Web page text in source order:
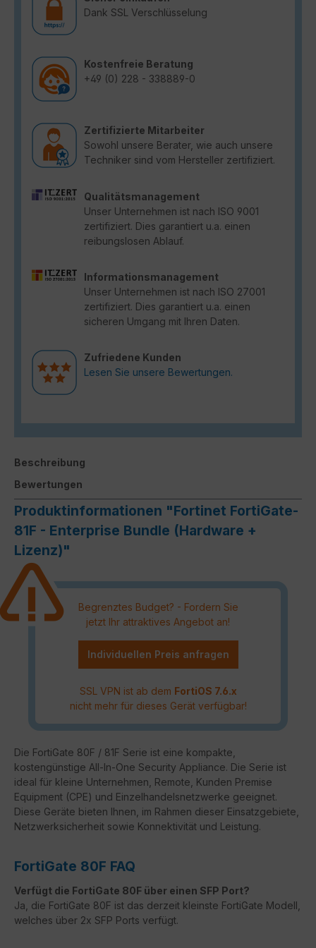
Dank SSL Verschlüsselung
Kostenfreie Beratung
+49 (0) 228 - 338889-0
Zertifizierte Mitarbeiter
Sowohl unsere Berater, wie auch unsere
Techniker sind vom Hersteller zertifiziert.
Qualitätsmanagement
Unser Unternehmen ist nach ISO 9001
zertifiziert. Dies garantiert u.a. einen
reibungslosen Ablauf.
Informationsmanagement
Unser Unternehmen ist nach ISO 27001
zertifiziert. Dies garantiert u.a. einen
sicheren Umgang mit Ihren Daten.
Zufriedene Kunden
Lesen Sie unsere Bewertungen.
Beschreibung
Bewertungen
Produktinformationen "Fortinet FortiGate-
81F - Enterprise Bundle (Hardware +
Lizenz)"
Begrenztes Budget? - Fordern Sie
jetzt Ihr attraktives Angebot an!
Individuellen Preis anfragen
SSL VPN ist ab dem FortiOS 7.6.x
nicht mehr für dieses Gerät verfügbar!
Die FortiGate 80F / 81F Serie ist eine kompakte,
kostengünstige All-In-One Security Appliance. Die Serie ist
ideal für kleine Unternehmen, Remote, Kunden Premise
Equipment (CPE) und Einzelhandelsnetzwerke geeignet.
Diese Geräte bieten Ihnen, im Rahmen dieser Einsatzgebiete,
Netzwerksicherheit sowie Konnektivität und Leistung.
FortiGate 80F FAQ
Verfügt die FortiGate 80F über einen SFP Port?
Ja, die FortiGate 80F ist das derzeit kleinste FortiGate Modell,
welches über 2x SFP Ports verfügt.